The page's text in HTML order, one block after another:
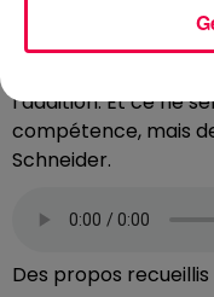
En Meurthe-et-
plus d’un habitant
l’addition. Et ce ne
compétence, mais
Schneider.
Des propos